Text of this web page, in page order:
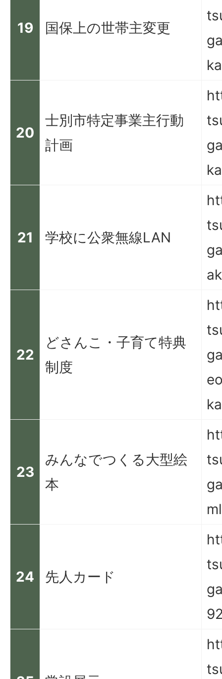
19 国保上の世帯主変更
20
士別市特定事業主行動
計画
21 学校に公衆無線LAN
22
どさんこ・子育て特典
制度
23
みんなでつくる大型絵
本
ml
24 先人カード